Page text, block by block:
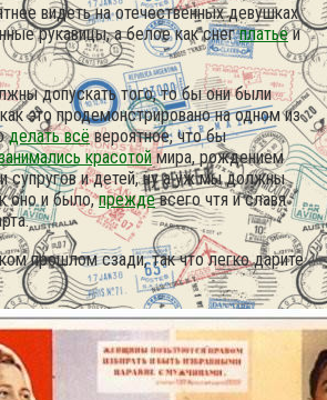
видеть на отечественных девушках
рукавицы, а белое как снегплатьеи
допускать того, то бы они были
это продемонстрировано на одном из
делать всёвероятное, что бы
красотоймира, рождением
супругов и детей, ну а уж мы должны
оно и было,преждевсего чтя и славя
прошлом сзади, так что легко дарите